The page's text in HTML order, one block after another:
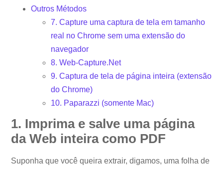
Outros Métodos
7. Capture uma captura de tela em tamanho
real no Chrome sem uma extensão do
navegador
8. Web-Capture.Net
9. Captura de tela de página inteira (extensão
do Chrome)
10. Paparazzi (somente Mac)
1. Imprima e salve uma página
da Web inteira como PDF
Suponha que você queira extrair, digamos, uma folha de